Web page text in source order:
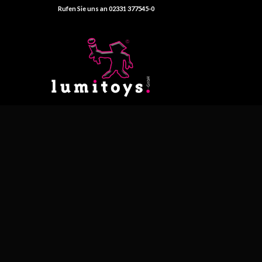
Rufen Sie uns an 02331 377545-0